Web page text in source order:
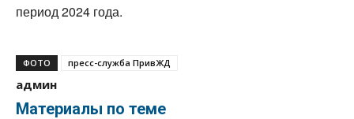
период 2024 года.
ФОТО пресс-служба ПривЖД
админ
Материалы по теме